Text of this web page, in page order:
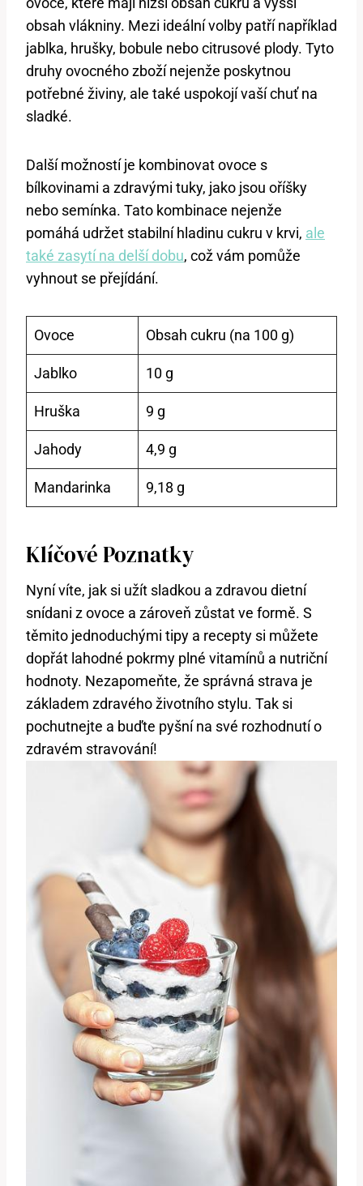
obsah vlákniny. Mezi ideální volby patří například
jablka, hrušky, bobule nebo citrusové plody. Tyto
druhy ovocného zboží nejenže poskytnou
potřebné živiny, ale také uspokojí vaší chuť na
sladké.
Další možností je kombinovat ovoce s
bílkovinami a zdravými tuky, jako jsou oříšky
nebo semínka. Tato kombinace nejenže
pomáhá udržet stabilní hladinu cukru v krvi, ale
také zasytí na delší dobu, což vám pomůže
vyhnout se přejídání.
Ovoce Obsah cukru (na 100 g)
Jablko 10 g
Hruška 9 g
Jahody 4,9 g
Mandarinka 9,18 g
Klíčové Poznatky
Nyní víte, jak si užít sladkou a zdravou dietní
snídani z ovoce a zároveň zůstat ve formě. S
těmito jednoduchými tipy a recepty si můžete
dopřát lahodné pokrmy plné vitamínů a nutriční
hodnoty. Nezapomeňte, že správná strava je
základem zdravého životního stylu. Tak si
pochutnejte a buďte pyšní na své rozhodnutí o
zdravém stravování!